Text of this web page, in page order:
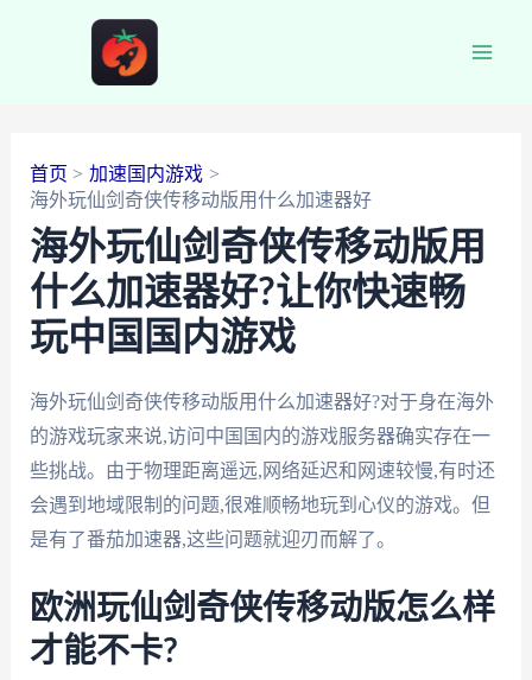
首页
加速国内游戏
海外玩仙剑奇侠传移动版用什么加速器好
海外玩仙剑奇侠传移动版用
什么加速器好?让你快速畅
玩中国国内游戏
海外玩仙剑奇侠传移动版用什么加速器好?对于身在海外
的游戏玩家来说,访问中国国内的游戏服务器确实存在一
些挑战。由于物理距离遥远,网络延迟和网速较慢,有时还
会遇到地域限制的问题,很难顺畅地玩到心仪的游戏。但
是有了番茄加速器,这些问题就迎刃而解了。
欧洲玩仙剑奇侠传移动版怎么样
才能不卡?